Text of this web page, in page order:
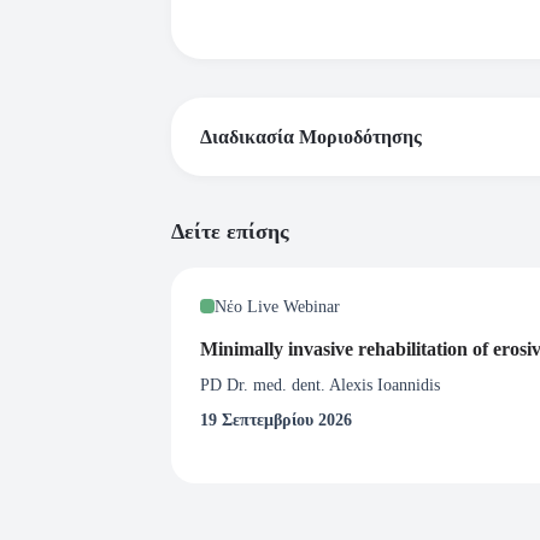
Διαδικασία Μοριοδότησης
Εταιρείας μοριοδοτούνται από την
webinar.)
ΔΙΑΔΙΚΑΣΙΑ ΜΟΡΙΟΔΟΤΗΣΗΣ: Η Ελληνική
Ελληνική Οδοντιατρική Ομοσπονδία και
που ανήκετε. Δεν αποστέλλεται
Δείτε επίσης
Νέο Live Webinar
Minimally invasive rehabilitation of
PD Dr. med. dent. Alexis Ioannidis
19 Σεπτεμβρίου 2026